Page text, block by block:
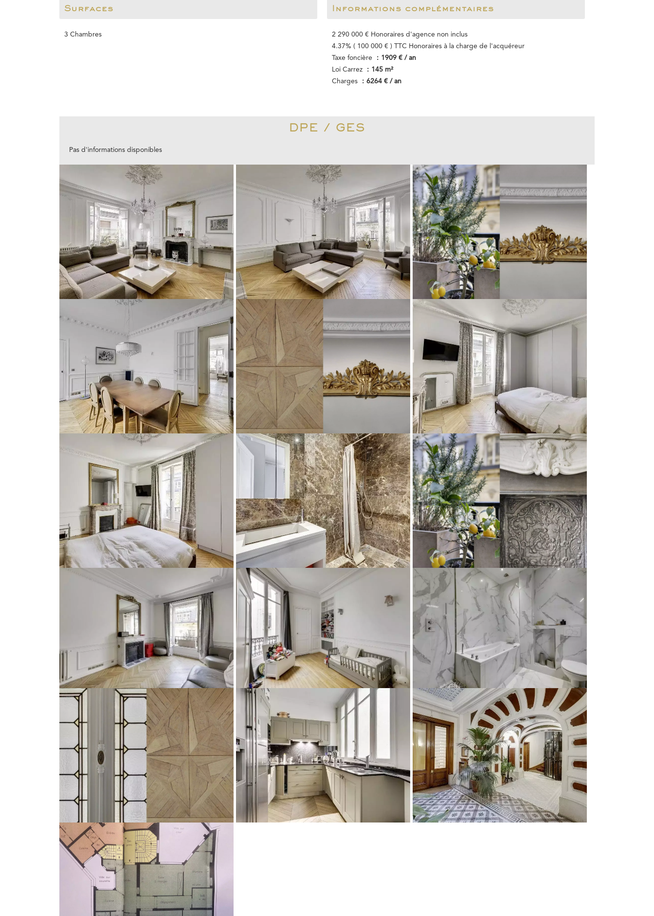
Surfaces
3 Chambres
Informations complémentaires
2 290 000 € Honoraires d'agence non inclus
4.37% ( 100 000 € ) TTC Honoraires à la charge de l'acquéreur
Taxe foncière
1909 € / an
Loi Carrez
145 m²
Charges
6264 € / an
DPE / GES
Pas d'informations disponibles